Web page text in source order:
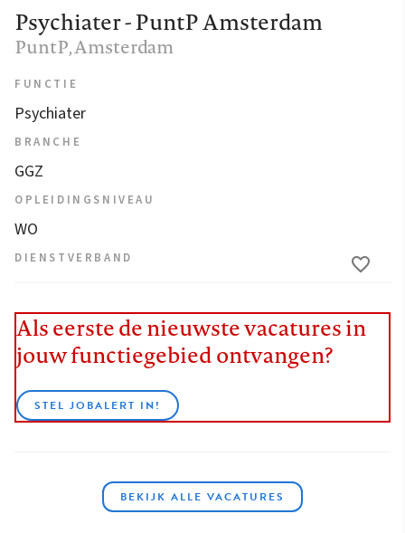
Psychiater - PuntP Amsterdam
PuntP, Amsterdam
FUNCTIE
Psychiater
BRANCHE
GGZ
OPLEIDINGSNIVEAU
WO
DIENSTVERBAND
Als eerste de nieuwste vacatures in
jouw functiegebied ontvangen?
STEL JOBALERT IN!
BEKIJK ALLE VACATURES